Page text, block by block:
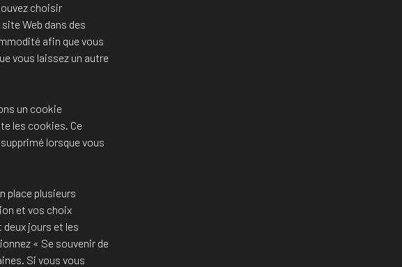
choisir
Web dans des
afin que vous
vous laissez un autre
un cookie
les cookies. Ce
lorsque vous
place plusieurs
et vos choix
deux jours et les
« Se souvenir de
Si vous vous